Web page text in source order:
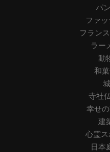
パ
ファ
フラン
ラー
動
和
城
寺社
幸せ
建
心霊ス
日本